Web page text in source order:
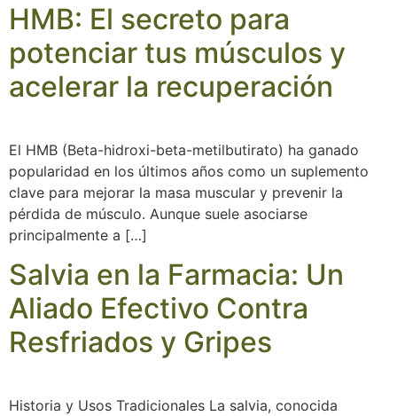
HMB: El secreto para
potenciar tus músculos y
acelerar la recuperación
El HMB (Beta-hidroxi-beta-metilbutirato) ha ganado
popularidad en los últimos años como un suplemento
clave para mejorar la masa muscular y prevenir la
pérdida de músculo. Aunque suele asociarse
principalmente a […]
Salvia en la Farmacia: Un
Aliado Efectivo Contra
Resfriados y Gripes
Historia y Usos Tradicionales La salvia, conocida